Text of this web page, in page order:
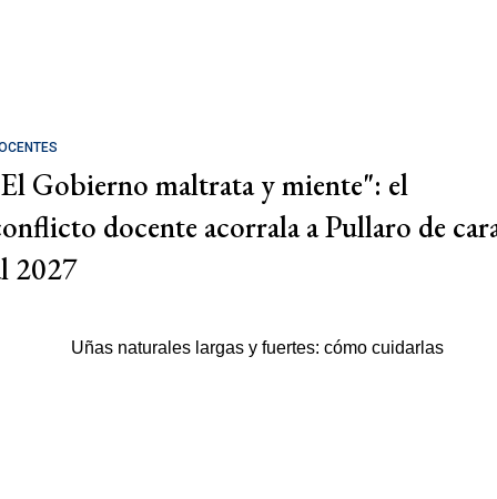
Gobierno maltrata y miente": el
docente acorrala a Pullaro de
2027